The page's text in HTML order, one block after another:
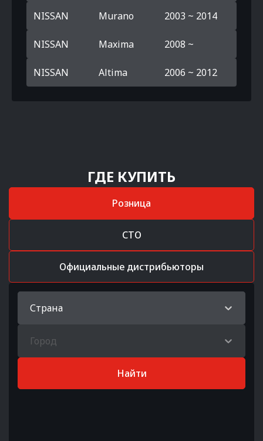
NISSAN Murano 2003 ~ 2014
NISSAN Maxima 2008 ~
NISSAN Altima 2006 ~ 2012
ГДЕ КУПИТЬ
Розница
СТО
Официальные дистрибьюторы
Страна
Город
Найти